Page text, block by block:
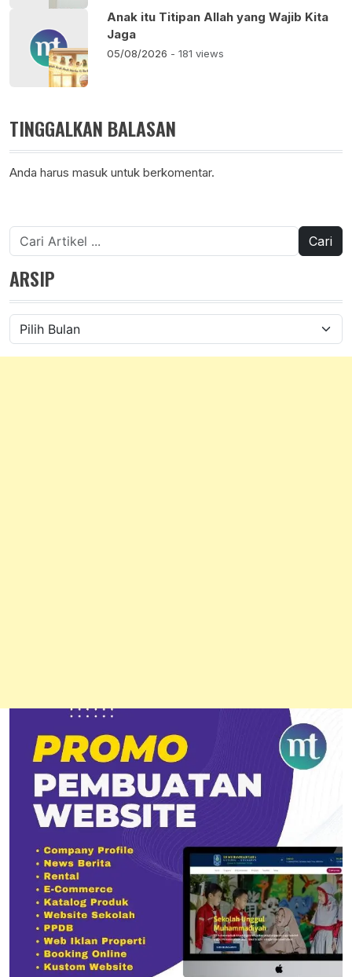
Anak itu Titipan Allah yang Wajib Kita
Jaga
05/08/2026 - 181 views
TINGGALKAN BALASAN
Anda harus masuk untuk berkomentar.
Cari
untuk:
ARSIP
Arsip